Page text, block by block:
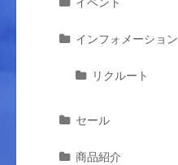
インフォメーション
リクルート
セール
商品紹介